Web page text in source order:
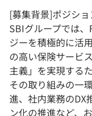
[募集背景]ポジシ
SBIグループでは
ジーを積極的に活
の高い保険サービ
主義」を実現する
その取り組みの一
進、社内業務のDX
ン化の推進など、